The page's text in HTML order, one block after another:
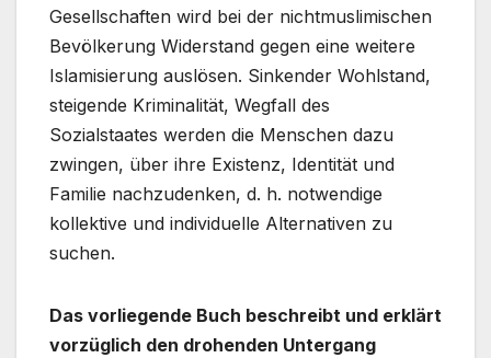
Gesellschaften wird bei der nichtmuslimischen
Bevölkerung Widerstand gegen eine weitere
Islamisierung auslösen. Sinkender Wohlstand,
steigende Kriminalität, Wegfall des
Sozialstaates werden die Menschen dazu
zwingen, über ihre Existenz, Identität und
Familie nachzudenken, d. h. notwendige
kollektive und individuelle Alternativen zu
suchen.
Das vorliegende Buch beschreibt und erklärt
vorzüglich den drohenden Untergang